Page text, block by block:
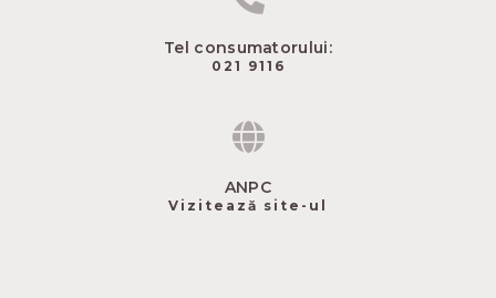
Tel consumatorului:
021 9116
ANPC
Vizitează site-ul